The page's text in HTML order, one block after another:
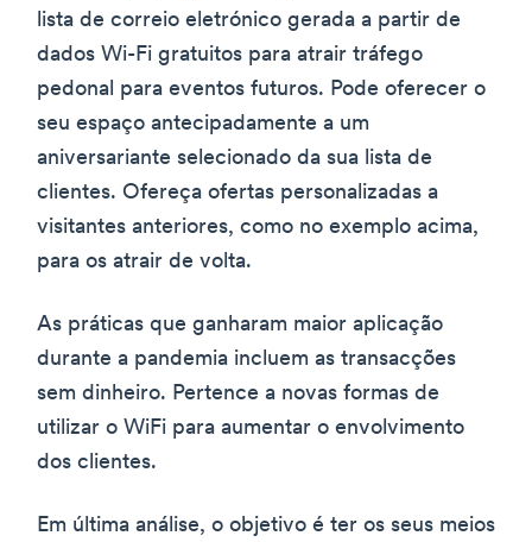
lista de correio eletrónico gerada a partir de
dados Wi-Fi gratuitos para atrair tráfego
pedonal para eventos futuros. Pode oferecer o
seu espaço antecipadamente a um
aniversariante selecionado da sua lista de
clientes. Ofereça ofertas personalizadas a
visitantes anteriores, como no exemplo acima,
para os atrair de volta.
As práticas que ganharam maior aplicação
durante a pandemia incluem as transacções
sem dinheiro. Pertence a novas formas de
utilizar o WiFi para aumentar o envolvimento
dos clientes.
Em última análise, o objetivo é ter os seus meios